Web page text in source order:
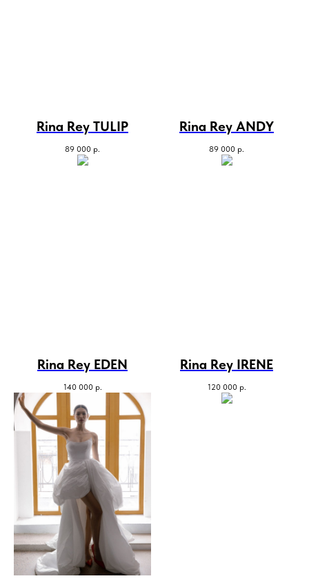
Rina Rey TULIP
89 000 р.
Rina Rey ANDY
89 000 р.
Rina Rey EDEN
140 000 р.
Rina Rey IRENE
120 000 р.